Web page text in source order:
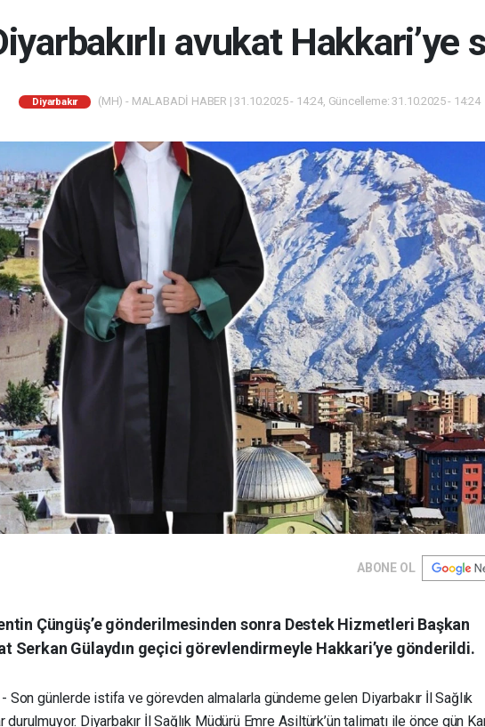
avukat Hakkari’ye
Diyarbakır (MH) - MALABADİ HABER | 31.10.2025 - 14:24, Güncelleme: 31.10.2025 - 14:24
ABONE OL
Çüngüş’e gönderilmesinden sonra Destek Hizmetleri Başkan
Serkan Gülaydın geçici görevlendirmeyle Hakkari’ye gönderildi.
Son günlerde istifa ve görevden almalarla gündeme gelen Diyarbakır İl Sağlık
durulmuyor. Diyarbakır İl Sağlık Müdürü Emre Asiltürk’ün talimatı ile önce gün